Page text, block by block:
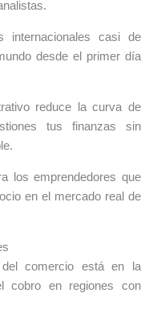
internacionales casi de
desde el primer día
reduce la curva de
tus finanzas sin
los emprendedores que
en el mercado real de
comercio está en la
cobro en regiones con